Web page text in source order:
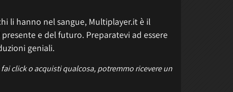
li hanno nel sangue, Multiplayer.it è il
e del futuro. Preparatevi ad essere
geniali.
click o acquisti qualcosa, potremmo ricevere un